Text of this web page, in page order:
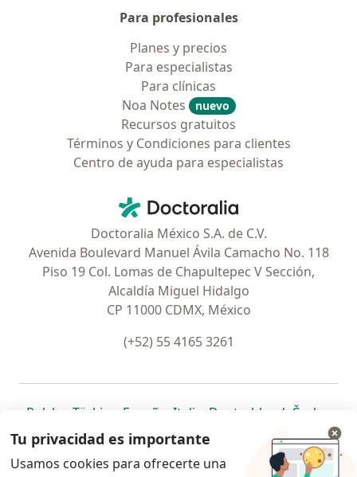
Para profesionales
Planes y precios
Para especialistas
Para clínicas
Noa Notes
nuevo
Recursos gratuitos
Términos y Condiciones para clientes
Centro de ayuda para especialistas
Doctoralia - Página de inicio
Doctoralia México S.A. de C.V.
Avenida Boulevard Manuel Ávila Camacho No. 118
Piso 19 Col. Lomas de Chapultepec V Sección,
Alcaldía Miguel Hidalgo
CP 11000 CDMX, México
(+52) 55 4165 3261
Polska se abre en una nueva pestaña
Türkiye se abre en una nueva pestaña
España se abre en una nueva pestaña
Italia se abre en una nueva
Deutschlandse abre en
Česko
Portugal
se abre en una nueva pestaña
México se abre en una nueva pestaña
Chile se abre en una nueva pestaña
Brasil se abre en una nueva
se abre en
se
se abre en una nueva
Tu privacidad es importante
Usamos cookies para ofrecerte una